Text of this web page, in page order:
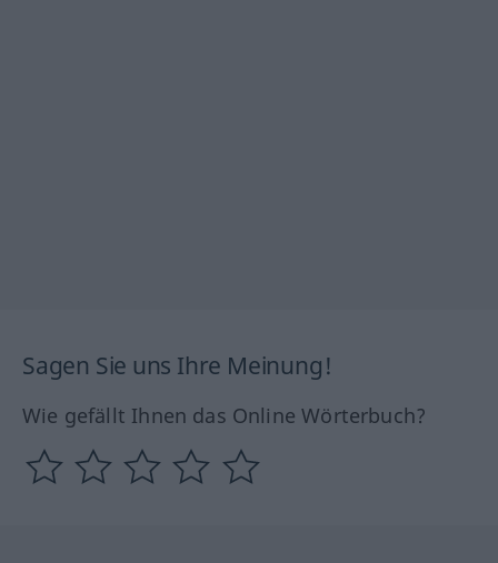
Sagen Sie uns Ihre Meinung!
Wie gefällt Ihnen das Online Wörterbuch?